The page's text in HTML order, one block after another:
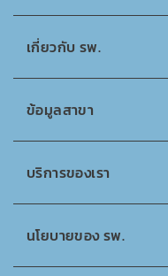
เกี่ยวกับ รพ.
ข้อมูลสาขา
บริการของเรา
นโยบายของ รพ.